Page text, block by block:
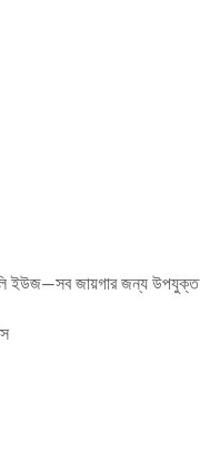
ইউজ—সব জায়গার জন্য উপযুক্ত